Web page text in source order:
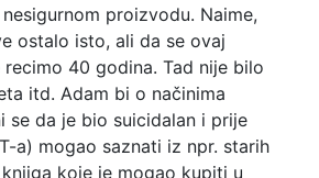
proizvodu. Naime,
ostalo isto, ali da se ovaj
40 godina. Tad nije bilo
itd. Adam bi o načinima
se da je bio suicidalan i prije
a) mogao saznati iz npr. starih
koje je mogao kupiti u